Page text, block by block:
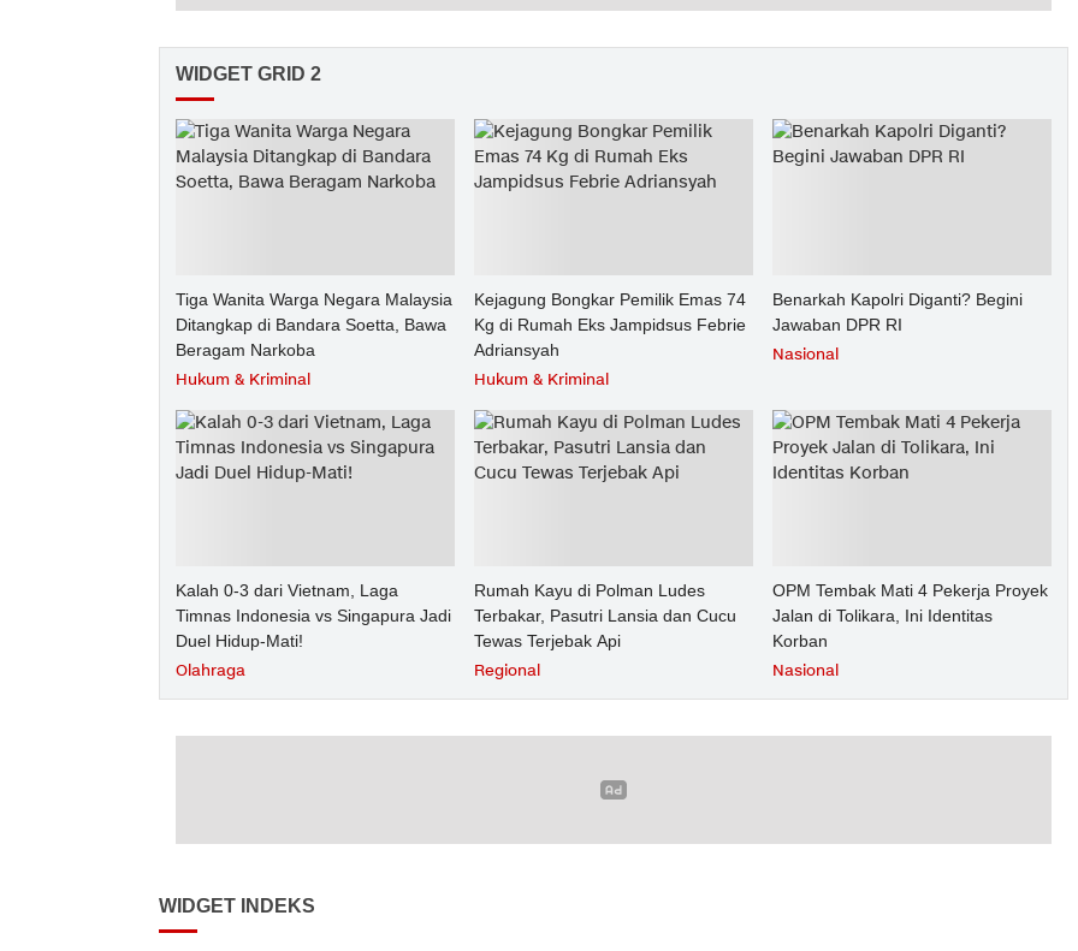
WIDGET GRID 2
Tiga Wanita Warga Negara Malaysia
Ditangkap di Bandara Soetta, Bawa
Beragam Narkoba
Hukum & Kriminal
Kejagung Bongkar Pemilik Emas 74
Kg di Rumah Eks Jampidsus Febrie
Adriansyah
Hukum & Kriminal
Benarkah Kapolri Diganti? Begini
Jawaban DPR RI
Nasional
Kalah 0-3 dari Vietnam, Laga
Timnas Indonesia vs Singapura Jadi
Duel Hidup-Mati!
Olahraga
Rumah Kayu di Polman Ludes
Terbakar, Pasutri Lansia dan Cucu
Tewas Terjebak Api
Regional
OPM Tembak Mati 4 Pekerja Proyek
Jalan di Tolikara, Ini Identitas
Korban
Nasional
WIDGET INDEKS